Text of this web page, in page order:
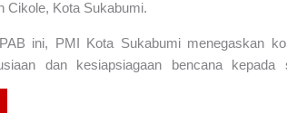
Cikole, Kota Sukabumi.
ini, PMI Kota Sukabumi menegaskan
dan kesiapsiagaan bencana kepada